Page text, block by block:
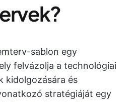
sablon egy
felvázolja a technológiai
kidolgozására és
stratégiáját egy